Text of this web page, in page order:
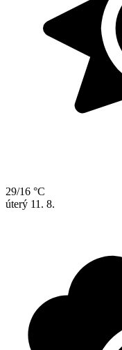
29/16 °C
úterý 11. 8.